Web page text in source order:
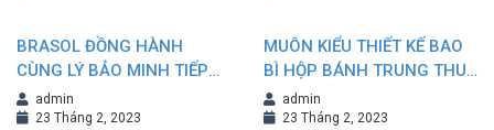
BRASOL ĐỒNG HÀNH
CÙNG LÝ BẢO MINH TIẾP
NỐI VÀ KHẲNG ĐỊNH
THƯƠNG HIỆU
admin
23 Tháng 2, 2023
MUÔN KIỂU THIẾT KẾ BAO
BÌ HỘP BÁNH TRUNG THU
NÂNG TẦM GIÁ TRỊ
THƯƠNG HIỆU
admin
23 Tháng 2, 2023